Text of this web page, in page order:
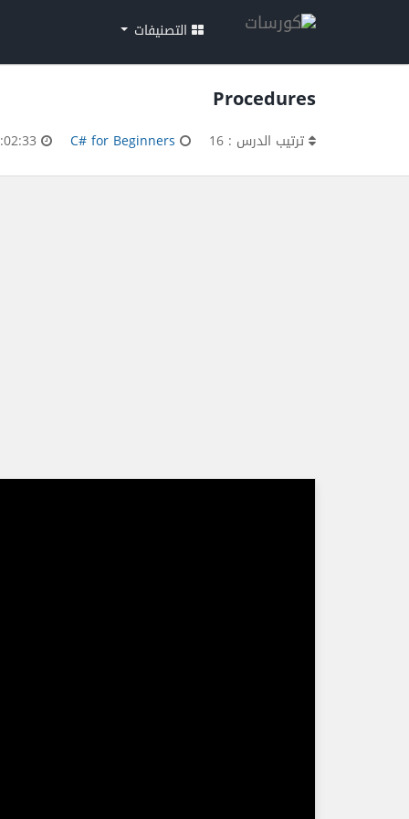
التصنيفات
Procedures
ترتيب الدرس : 16 C# for Beginners